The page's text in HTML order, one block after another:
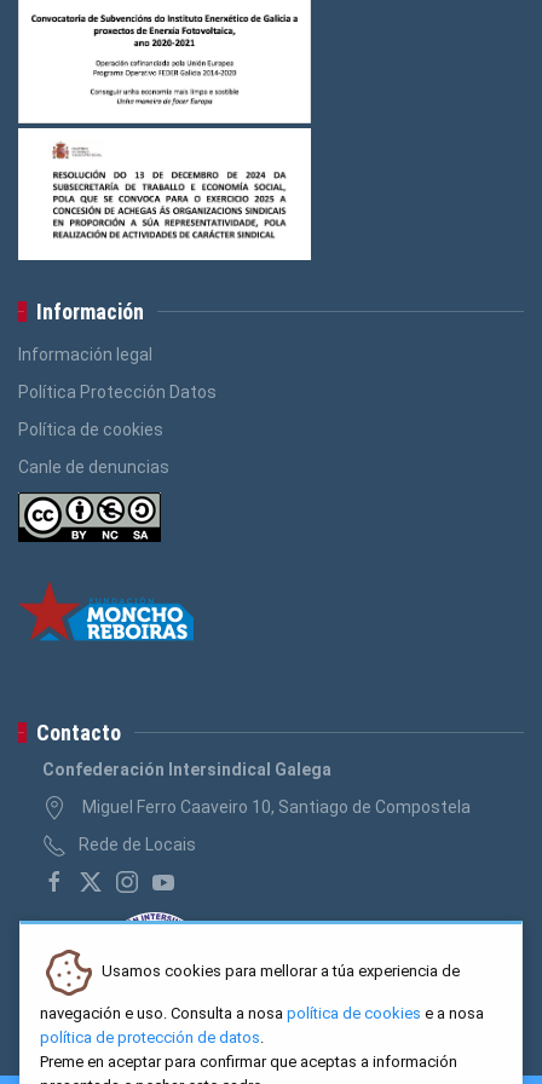
Logos Ensino (3)
Logos Construcción e Madeira
Logos Banca, Aforro (3)
Logos Administración Pública
Información
Información legal
Política Protección Datos
Política de cookies
Canle de denuncias
Contacto
Confederación Intersindical Galega
Miguel Ferro Caaveiro 10, Santiago de Compostela
Rede de Locais
Usamos cookies para mellorar a túa experiencia de
navegación e uso. Consulta a nosa política de cookies e a nosa
política de protección de datos.
Preme en aceptar para confirmar que aceptas a información